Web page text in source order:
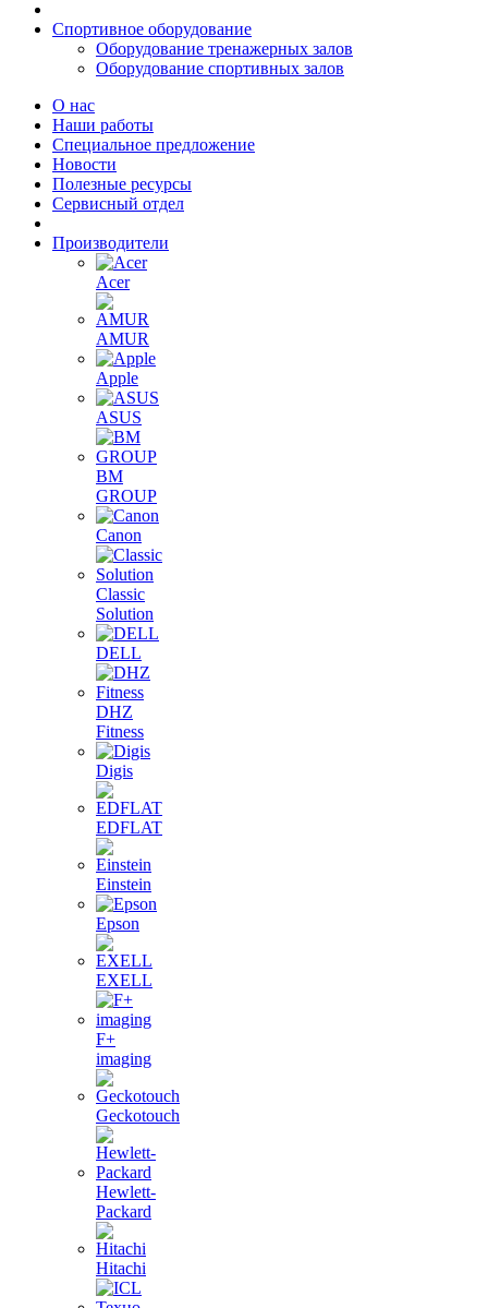
Спортивное оборудование
Оборудование тренажерных залов
Оборудование спортивных залов
О нас
Наши работы
Специальное предложение
Новости
Полезные ресурсы
Сервисный отдел
Производители
Acer
AMUR
Apple
ASUS
BM
GROUP
Canon
Classic
Solution
DELL
DHZ
Fitness
Digis
EDFLAT
Einstein
Epson
EXELL
F+
imaging
Geckotouch
Hewlett-
Packard
Hitachi